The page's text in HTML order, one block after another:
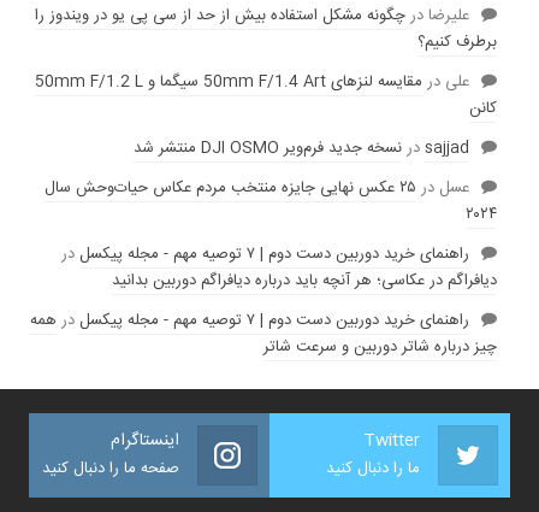
عليرضادرچگونه مشکل استفاده بیش از حد از سی پی یو در ویندوز را
برطرف کنیم؟
علی در
مقایسه لنز‌های 50mm F/1.4 Art سیگما و 50mm F/1.2 L
کانن
sajjadدرنسخه جدید فرم‌ویر DJI OSMO منتشر شد
عسل در
۲۵ عکس نهایی جایزه منتخب مردم عکاس حیات‌وحش سال
۲۰۲۴
راهنمای خرید دوربین دست دوم | ۷ توصیه مهم - مجله پیکسل
در
دیافراگم در عکاسی؛ هر آنچه باید درباره دیافراگم دوربین بدانید
راهنمای خرید دوربین دست دوم | ۷ توصیه مهم - مجله پیکسل
در همه
چیز درباره شاتر دوربین و سرعت شاتر
Twitter
ما را دنبال کنید
اینستاگرام
صفحه ما را دنبال کنید